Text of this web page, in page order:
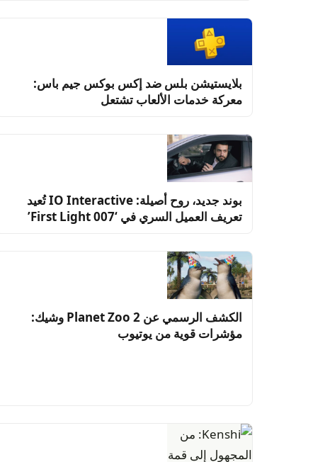
بلايستيشن بلس ضد إكس بوكس جيم باس:
معركة خدمات الألعاب تشتعل
بوند جديد، روح أصيلة: IO Interactive تُعيد
تعريف العميل السري في ‘007 First Light’
الكشف الرسمي عن Planet Zoo 2 وشيك:
مؤشرات قوية من يوتيوب